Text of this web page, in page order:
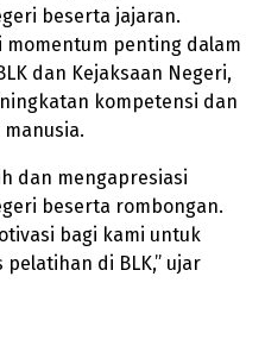
beserta jajaran.
penting dalam
dan Kejaksaan Negeri,
kompetensi dan
dan mengapresiasi
beserta rombongan.
bagi kami untuk
di BLK,” ujar